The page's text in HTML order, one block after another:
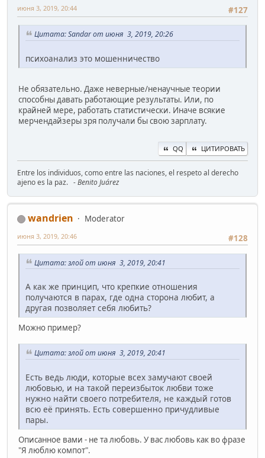
#127
июня 3, 2019, 20:44
Цитата: Sandar от июня 3, 2019, 20:26
психоанализ это мошенничество
Не обязательно. Даже неверные/ненаучные теории
способны давать работающие результаты. Или, по
крайней мере, работать статистически. Иначе всякие
мерчендайзеры зря получали бы свою зарплату.
QQ ЦИТИРОВАТЬ
Entre los individuos, como entre las naciones, el respeto al derecho
ajeno es la paz. - Benito Juárez
wandrien
Moderator
#128
июня 3, 2019, 20:46
Цитата: злой от июня 3, 2019, 20:41
А как же принцип, что крепкие отношения
получаются в парах, где одна сторона любит, а
другая позволяет себя любить?
Можно пример?
Цитата: злой от июня 3, 2019, 20:41
Есть ведь люди, которые всех замучают своей
любовью, и на такой переизбыток любви тоже
нужно найти своего потребителя, не каждый готов
всю её принять. Есть совершенно причудливые
пары.
Описанное вами - не та любовь. У вас любовь как во фразе
"Я люблю компот".